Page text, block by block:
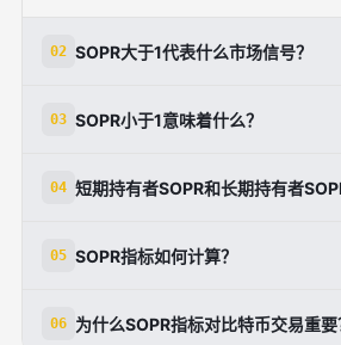
02 SOPR大于1代表什么市场信号？
售比特币，通常意味着市场处于
03 SOPR小于1意味着什么？
币，通常出现在市场恐慌或下跌
04 短期持有者SOPR和长期持有者
155天的地址，反映短期投机行为
址，反映长期投资信心。
05 SOPR指标如何计算？
本，即卖出价格除以买入价格，
06 为什么SOPR指标对比特币交易重要